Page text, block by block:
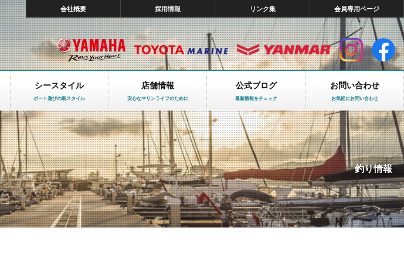
会社概要 採用情報 リンク集 会員専用ページ
シースタイル
ボート遊びの新スタイル
店舗情報
安心なマリンライフのために
公式ブログ
最新情報をチェック
お問い合わせ
お気軽にお問い合わせ
釣り情報